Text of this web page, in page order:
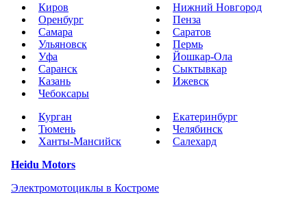
Киров
Нижний Новгород
Оренбург
Пенза
Самара
Саратов
Ульяновск
Пермь
Уфа
Йошкар-Ола
Саранск
Сыктывкар
Казань
Ижевск
Чебоксары
Курган
Екатеринбург
Тюмень
Челябинск
Ханты-Мансийск
Салехард
Heidu Motors
Электромотоциклы в Костроме